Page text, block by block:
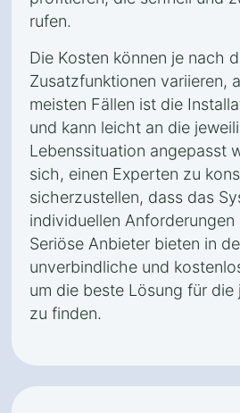
rufen.
Die Kosten können je nach
Zusatzfunktionen variieren,
meisten Fällen ist die
und kann leicht an die
Lebenssituation angepasst
sich, einen Experten zu
sicherzustellen, dass das
individuellen Anforderungen
Seriöse Anbieter bieten in
unverbindliche und
um die beste Lösung für die
zu finden.